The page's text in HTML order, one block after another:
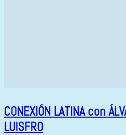
CONEXIÓN LATINA con
LUISFRO